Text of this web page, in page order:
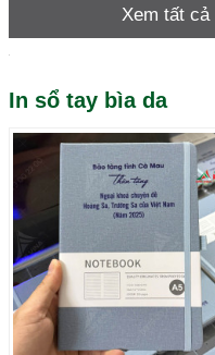
Xem tất cả
In sổ tay bìa da